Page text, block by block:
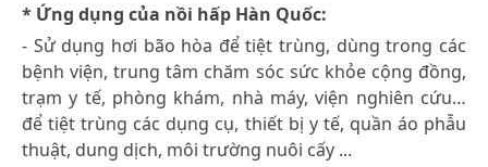
* Ứng dụng của nồi hấp Hàn Quốc:
- Sử dụng hơi bão hòa để tiệt trùng, dùng trong các
bệnh viện, trung tâm chăm sóc sức khỏe cộng đồng,
trạm y tế, phòng khám, nhà máy, viện nghiên cứu…
để tiệt trùng các dụng cụ, thiết bị y tế, quần áo phẫu
thuật, dung dịch, môi trường nuôi cấy ...